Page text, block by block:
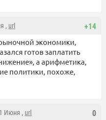
+14
, url
экономики,
готов заплатить
а арифметика,
политики, похоже,
0
Июня , url